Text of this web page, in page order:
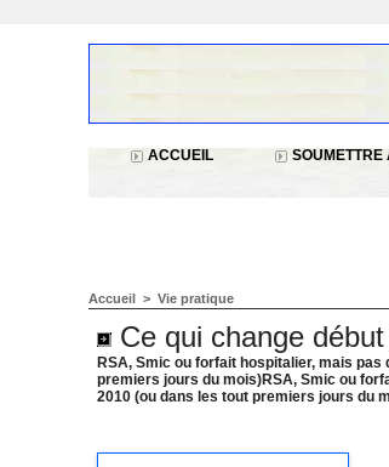
ACCUEIL SOUMETTRE
Accueil > Vie pratique
Ce qui change
RSA, Smic ou forfait hospitalier, mais
premiers jours du mois)RSA, Smic ou
2010 (ou dans les tout premiers jours du